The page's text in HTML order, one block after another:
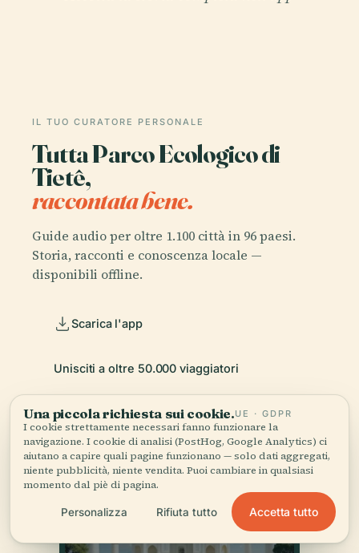
IL TUO CURATORE PERSONALE
Tutta Parco Ecologico di
Tietê,
raccontata bene.
Guide audio per oltre 1.100 città in 96 paesi.
Storia, racconti e conoscenza locale —
disponibili offline.
Scarica l'app
Unisciti a oltre 50.000 viaggiatori
Una piccola richiesta sui cookie.UE · GDPR
I cookie strettamente necessari fanno funzionare la
navigazione. I cookie di analisi (PostHog, Google Analytics) ci
aiutano a capire quali pagine funzionano — solo dati aggregati,
niente pubblicità, niente vendita. Puoi cambiare in qualsiasi
momento dal piè di pagina.
Personalizza Rifiuta tutto Accetta tutto